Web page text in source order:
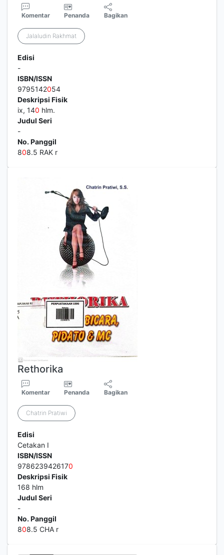
Komentar Penanda Bagikan
Jalaludin Rakhmat
Edisi
-
ISBN/ISSN
9795142054
Deskripsi Fisik
ix, 140 hlm.
Judul Seri
-
No. Panggil
808.5 RAK r
Rethorika
Komentar Penanda Bagikan
Chatrin Pratiwi
Edisi
Cetakan I
ISBN/ISSN
9786239426170
Deskripsi Fisik
168 hlm
Judul Seri
-
No. Panggil
808.5 CHA r